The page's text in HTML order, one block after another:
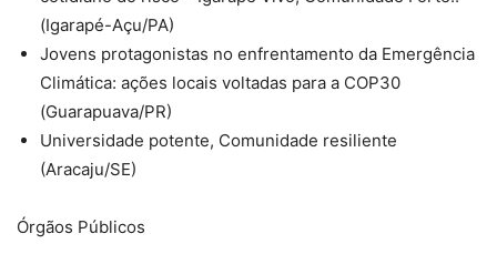
(Igarapé-Açu/PA)
Jovens protagonistas no enfrentamento da Emergência
Climática: ações locais voltadas para a COP30
(Guarapuava/PR)
Universidade potente, Comunidade resiliente
(Aracaju/SE)
Órgãos Públicos